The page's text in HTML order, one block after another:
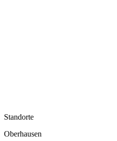
Standorte
Oberhausen